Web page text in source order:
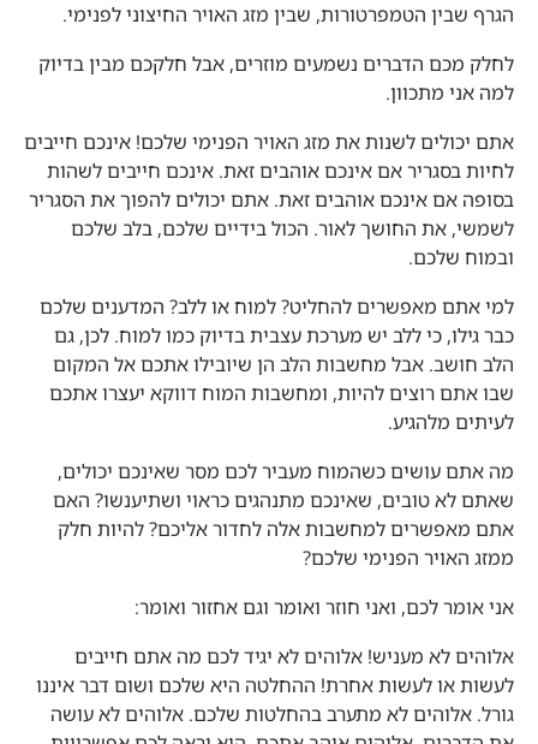
הגרף שבין הטמפרטורות, שבין מזג האויר החיצוני לפנימי.
לחלק מכם הדברים נשמעים מוזרים, אבל חלקכם מבין בדיוק
למה אני מתכוון.
אתם יכולים לשנות את מזג האויר הפנימי שלכם! אינכם חייבים
לחיות בסגריר אם אינכם אוהבים זאת. אינכם חייבים לשהות
בסופה אם אינכם אוהבים זאת. אתם יכולים להפוך את הסגריר
לשמשי, את החושך לאור. הכול בידיים שלכם, בלב שלכם
ובמוח שלכם.
למי אתם מאפשרים להחליט? למוח או ללב? המדענים שלכם
כבר גילו, כי ללב יש מערכת עצבית בדיוק כמו למוח. לכן, גם
הלב חושב. אבל מחשבות הלב הן שיובילו אתכם אל המקום
שבו אתם רוצים להיות, ומחשבות המוח דווקא יעצרו אתכם
לעיתים מלהגיע.
מה אתם עושים כשהמוח מעביר לכם מסר שאינכם יכולים,
שאתם לא טובים, שאינכם מתנהגים כראוי ושתיענשו? האם
אתם מאפשרים למחשבות אלה לחדור אליכם? להיות חלק
ממזג האויר הפנימי שלכם?
אני אומר לכם, ואני חוזר ואומר וגם אחזור ואומר:
אלוהים לא מעניש! אלוהים לא יגיד לכם מה אתם חייבים
לעשות או לעשות אחרת! ההחלטה היא שלכם ושום דבר איננו
גורל. אלוהים לא מתערב בהחלטות שלכם. אלוהים לא עושה